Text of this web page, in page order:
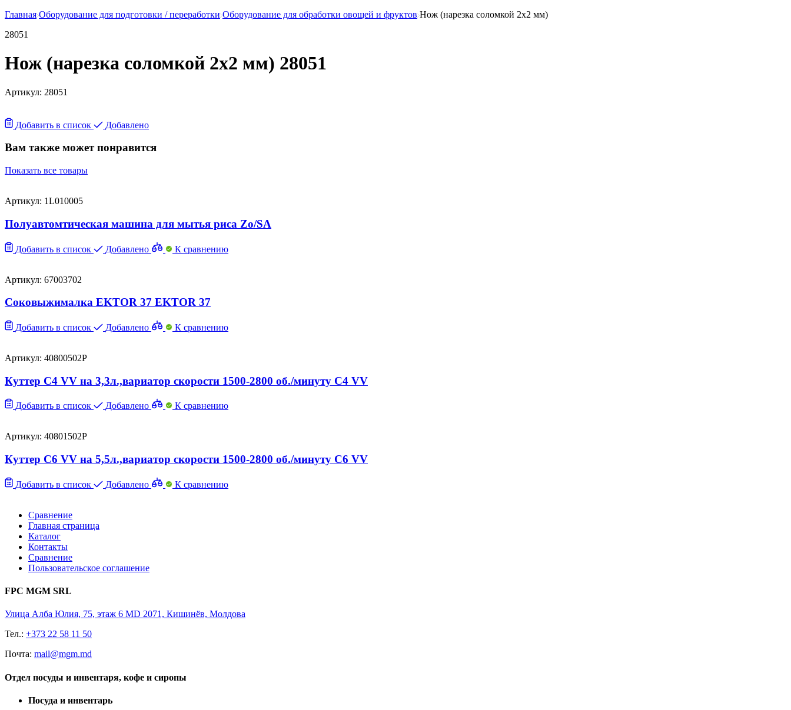
Главная Оборудование для подготовки / переработки Оборудование для обработки овощей и фруктов Нож (нарезка соломкой 2х2 мм)
28051
Нож (нарезка соломкой 2х2 мм) 28051
Артикул: 28051
Добавить в список Добавлено
Вам также может понравится
Показать все товары
Артикул: 1L010005
Полуавтомтическая машина для мытья риса Zo/SA
Добавить в список Добавлено К сравнению
Артикул: 67003702
Соковыжималка EKTOR 37 EKTOR 37
Добавить в список Добавлено К сравнению
Артикул: 40800502P
Куттер C4 VV на 3,3л.,вариатор скорости 1500-2800 об./минуту C4 VV
Добавить в список Добавлено К сравнению
Артикул: 40801502P
Куттер C6 VV на 5,5л.,вариатор скорости 1500-2800 об./минуту C6 VV
Добавить в список Добавлено К сравнению
Сравнение
Главная страница
Каталог
Контакты
Сравнение
Пользовательское соглашение
FPC MGM SRL
Улица Алба Юлия, 75, этаж 6 MD 2071, Кишинёв, Молдова
Тел.: +373 22 58 11 50
Почта: mail@mgm.md
Отдел посуды и инвентаря, кофе и сиропы
Посуда и инвентарь